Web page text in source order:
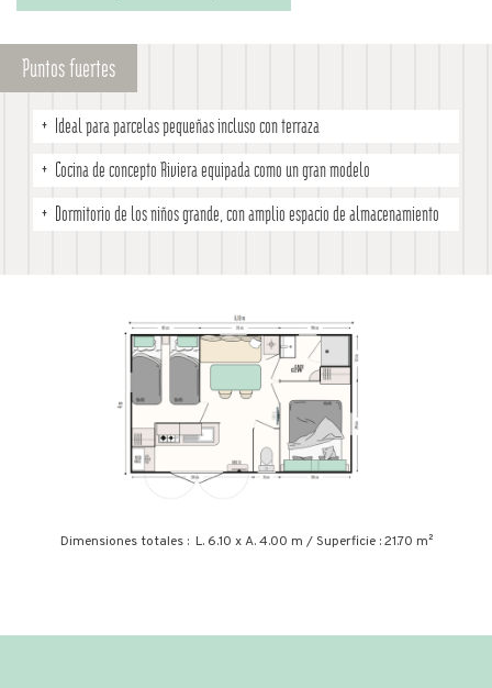
Puntos fuertes
Ideal para parcelas pequeñas incluso con terraza
Cocina de concepto Riviera equipada como un gran modelo
Dormitorio de los niños grande, con amplio espacio de almacenamiento
Dimensiones totales : L. 6.10 x A. 4.00 m / Superficie : 21.70 m²